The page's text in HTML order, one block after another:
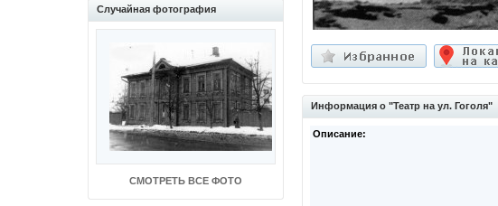
Случайная фотография
СМОТРЕТЬ ВСЕ ФОТО
Информация о "Театр на ул. Гоголя"
Описание: